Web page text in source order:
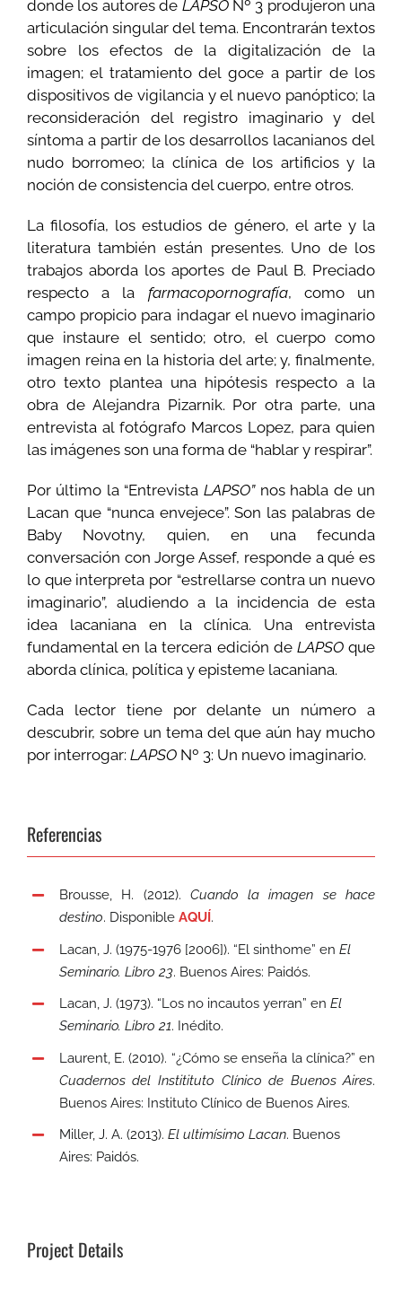
donde los autores de LAPSONº 3 produjeron una
articulación singular del tema. Encontrarán textos
sobre los efectos de la digitalización de la
imagen; el tratamiento del goce a partir de los
dispositivos de vigilancia y el nuevo panóptico; la
reconsideración del registro imaginario y del
síntoma a partir de los desarrollos lacanianos del
nudo borromeo; la clínica de los artificios y la
noción de consistencia del cuerpo, entre otros.
La filosofía, los estudios de género, el arte y la
literatura también están presentes. Uno de los
trabajos aborda los aportes de Paul B. Preciado
respecto a la farmacopornografía, como un
campo propicio para indagar el nuevo imaginario
que instaure el sentido; otro, el cuerpo como
imagen reina en la historia del arte; y, finalmente,
otro texto plantea una hipótesis respecto a la
obra de Alejandra Pizarnik. Por otra parte, una
entrevista al fotógrafo Marcos Lopez, para quien
las imágenes son una forma de “hablar y respirar”.
Por último la “Entrevista LAPSO”nos habla de un
Lacan que “nunca envejece”. Son las palabras de
Baby Novotny, quien, en una fecunda
conversación con Jorge Assef, responde a qué es
lo que interpreta por “estrellarse contra un nuevo
imaginario”, aludiendo a la incidencia de esta
idea lacaniana en la clínica. Una entrevista
fundamental en la tercera edición de LAPSOque
aborda clínica, política y episteme lacaniana.
Cada lector tiene por delante un número a
descubrir, sobre un tema del que aún hay mucho
por interrogar: LAPSONº 3: Un nuevo imaginario.
Referencias
Brousse, H. (2012). Cuando la imagen se hace
destino. Disponible AQUÍ.
Lacan, J. (1975-1976 [2006]). “El sinthome” en El
Seminario. Libro 23. Buenos Aires: Paidós.
Lacan, J. (1973). “Los no incautos yerran” en El
Seminario. Libro 21. Inédito.
Laurent, E. (2010). “¿Cómo se enseña la clínica?” en
Cuadernos del Institituto Clínico de Buenos Aires.
Buenos Aires: Instituto Clínico de Buenos Aires.
Miller, J. A. (2013). El ultimísimo Lacan. Buenos
Aires: Paidós.
Project Details